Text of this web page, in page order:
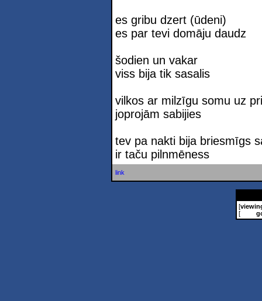
es gribu dzert (ūdeni)
es par tevi domāju daudz
šodien un vakar
viss bija tik sasalis
vilkos ar milzīgu somu uz
joprojām sabijies
tev pa nakti bija briesmīgs
ir taču pilnmēness
link
[
[